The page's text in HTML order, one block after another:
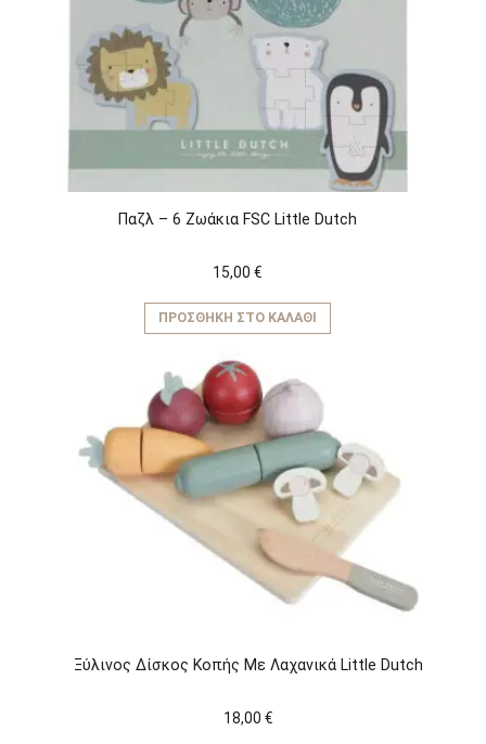
Παζλ – 6 Ζωάκια FSC Little Dutch
15,00 €
ΠΡΟΣΘΉΚΗ ΣΤΟ ΚΑΛΆΘΙ
Ξύλινος Δίσκος Κοπής Με Λαχανικά Little Dutch
18,00 €